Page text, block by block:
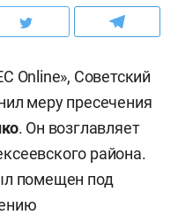
Online», Советский
меру пресечения
. Он возглавляет
района.
помещен под